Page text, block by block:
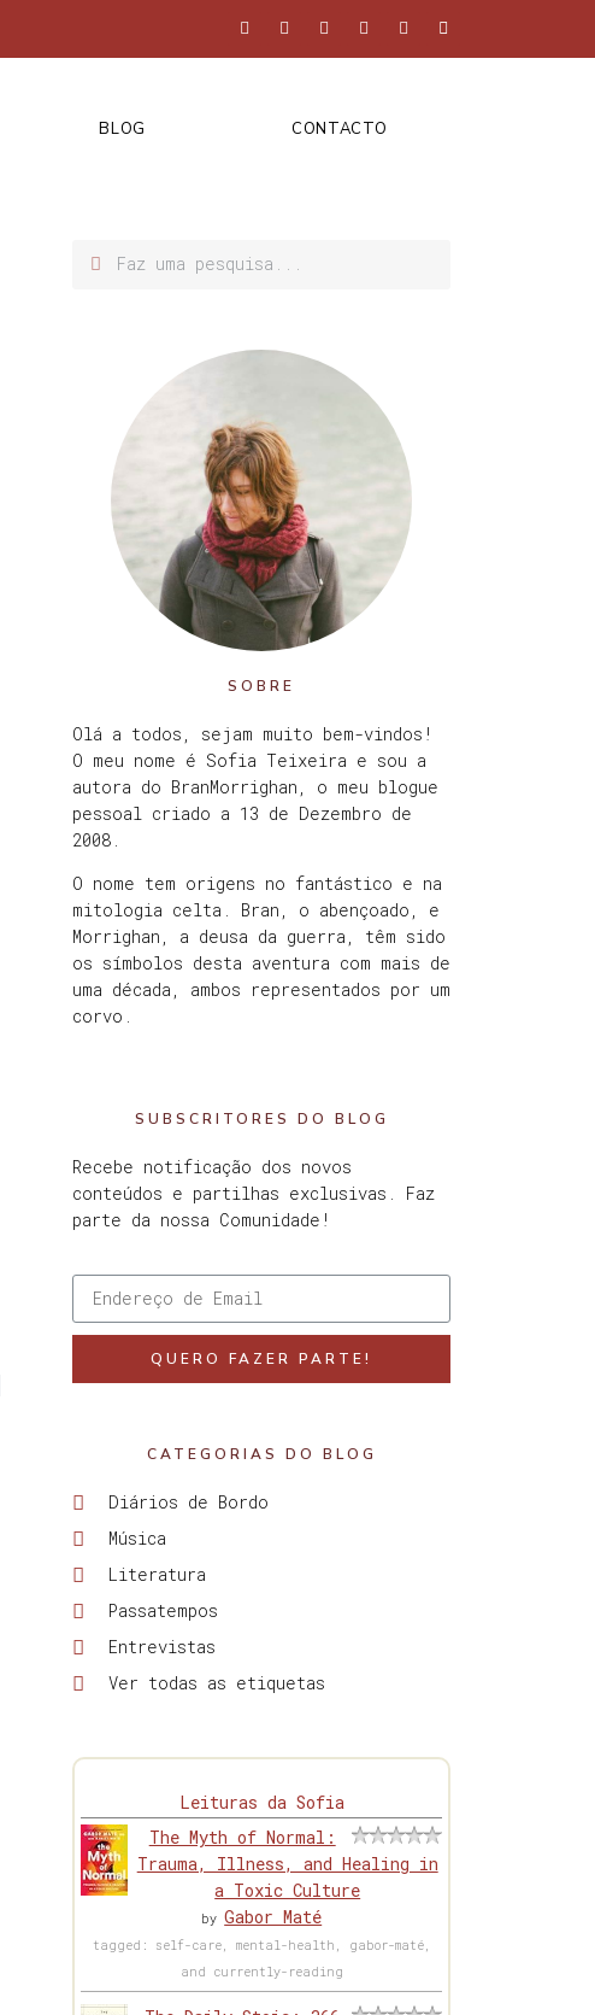
BLOG CONTACTO
SOBRE
Olá a todos, sejam muito bem-vindos!
O meu nome é Sofia Teixeira e sou a
autora do BranMorrighan, o meu blogue
pessoal criado a 13 de Dezembro de
2008.
O nome tem origens no fantástico e na
mitologia celta. Bran, o abençoado, e
Morrighan, a deusa da guerra, têm sido
os símbolos desta aventura com mais de
uma década, ambos representados por um
corvo.
SUBSCRITORES DO BLOG
Recebe notificação dos novos
conteúdos e partilhas exclusivas. Faz
parte da nossa Comunidade!
QUERO FAZER PARTE!
CATEGORIAS DO BLOG
Diários de Bordo
Música
Literatura
Passatempos
Entrevistas
Ver todas as etiquetas
Leituras da Sofia
The Myth of Normal:
Trauma, Illness, and Healing in
a Toxic Culture
byGabor Maté
tagged: self-care, mental-health, gabor-maté,
and currently-reading